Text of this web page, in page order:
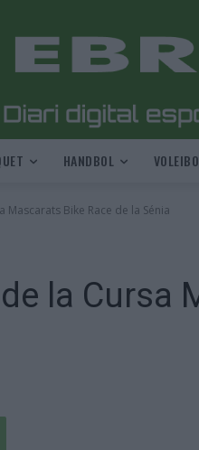
HANDBOL
Mascarats Bike Race de la Sénia
la Cursa